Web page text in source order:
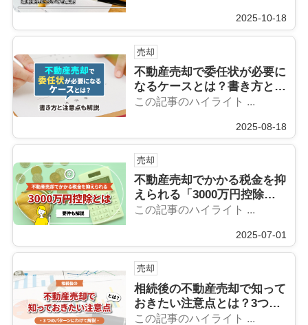
2025-10-18
売却
不動産売却で委任状が必要に
なるケースとは？書き方と注
意点も解説
この記事のハイライト ...
2025-08-18
売却
不動産売却でかかる税金を抑
えられる「3000万円控除」
とは？要件も解説
この記事のハイライト ...
2025-07-01
売却
相続後の不動産売却で知って
おきたい注意点とは？3つの
パターンにわけて解説
この記事のハイライト ...